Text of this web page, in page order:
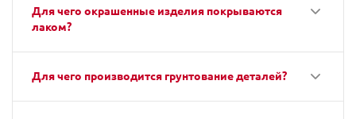
Для чего окрашенные изделия покрываются
лаком?
Для чего производится грунтование деталей?